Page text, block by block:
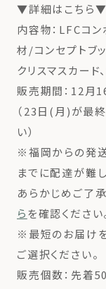
▼詳細はこちら▼
内容物：LFCコン
材/コンセプトブ
クリスマスカード
販売期間：12月
（23日(月)が最
い）
※福岡からの発
までに配達が難
あらかじめご了
らを確認ください
※最短のお届けを
ご選択ください。
販売個数：先着